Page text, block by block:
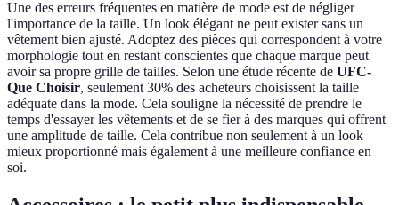
Une des erreurs fréquentes en matière de mode est de négliger
l'importance de la taille. Un look élégant ne peut exister sans un
vêtement bien ajusté. Adoptez des pièces qui correspondent à votre
morphologie tout en restant conscientes que chaque marque peut
avoir sa propre grille de tailles. Selon une étude récente de UFC-
Que Choisir, seulement 30% des acheteurs choisissent la taille
adéquate dans la mode. Cela souligne la nécessité de prendre le
temps d'essayer les vêtements et de se fier à des marques qui offrent
une amplitude de taille. Cela contribue non seulement à un look
mieux proportionné mais également à une meilleure confiance en
soi.